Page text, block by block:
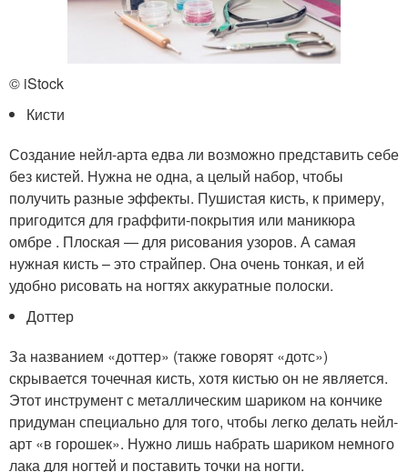
© iStock
Кисти
Создание нейл-арта едва ли возможно представить себе
без кистей. Нужна не одна, а целый набор, чтобы
получить разные эффекты. Пушистая кисть, к примеру,
пригодится для граффити-покрытия или маникюра
омбре . Плоская — для рисования узоров. А самая
нужная кисть – это страйпер. Она очень тонкая, и ей
удобно рисовать на ногтях аккуратные полоски.
Доттер
За названием «доттер» (также говорят «дотс»)
скрывается точечная кисть, хотя кистью он не является.
Этот инструмент с металлическим шариком на кончике
придуман специально для того, чтобы легко делать нейл-
арт «в горошек». Нужно лишь набрать шариком немного
лака для ногтей и поставить точки на ногти.